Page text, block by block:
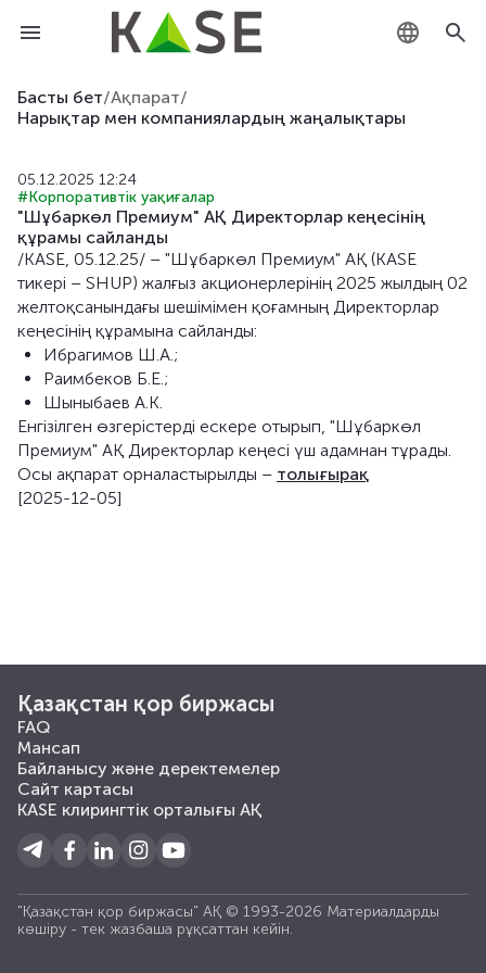
Басты бет/Ақпарат/
Нарықтар мен компаниялардың жаңалықтары
05.12.2025 12:24
#Корпоративтік уақиғалар
"Шұбаркөл Премиум" АҚ Директорлар кеңесінің
құрамы сайланды
/KASE, 05.12.25/ – "Шұбаркөл Премиум" АҚ (KASE
тикері – SHUP) жалғыз акционерлерінің 2025 жылдың 02
желтоқсанындағы шешімімен қоғамның Директорлар
кеңесінің құрамына сайланды:
Ибрагимов Ш.А.;
Раимбеков Б.Е.;
Шыныбаев А.К.
Енгізілген өзгерістерді ескере отырып, "Шұбаркөл
Премиум" АҚ Директорлар кеңесі үш адамнан тұрады.
Осы ақпарат орналастырылды – толығырақ
[2025-12-05]
Қазақстан қор биржасы
FAQ
Мансап
Байланысу және деректемелер
Сайт картасы
KASE клирингтік орталығы АҚ
"Қазақстан қор биржасы" АҚ © 1993-2026 Материалдарды
көшiру - тек жазбаша рұқсаттан кейiн.